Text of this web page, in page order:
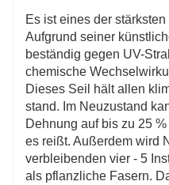
Es ist eines der
Aufgrund seiner
beständig gegen UV-
chemische
Dieses Seil hält allen
stand. Im Neuzustand
Dehnung auf bis zu 25
es reißt. Außerdem wird
verbleibenden vier - 5
als pflanzliche Fasern.